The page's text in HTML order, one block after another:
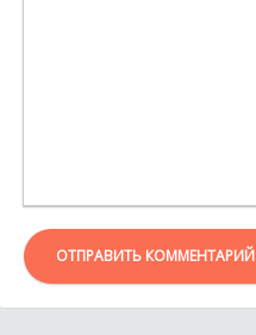
ОТПРАВИТЬ КОММЕНТАРИЙ